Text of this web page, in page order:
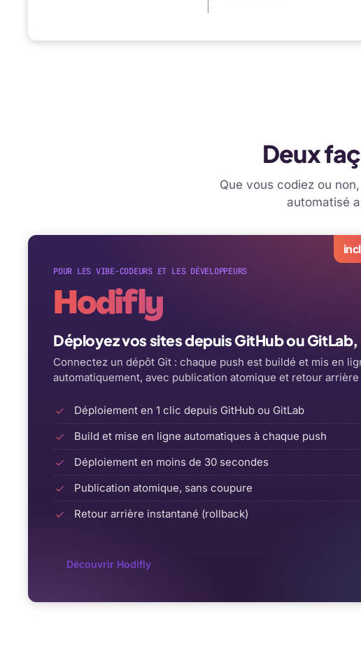
Deux
Que vous codiez ou
automatisé
POUR LES VIBE-CODEURS ET LES DÉVELOPPEURS
Hodifly
Déployez vos sites depuis GitHub ou
Connectez un dépôt Git : chaque push est buildé et mis en
automatiquement, avec publication atomique et retour arrière
Déploiement en 1 clic depuis GitHub ou GitLab
Build et mise en ligne automatiques à chaque push
Déploiement en moins de 30 secondes
Publication atomique, sans coupure
Retour arrière instantané (rollback)
Découvrir Hodifly